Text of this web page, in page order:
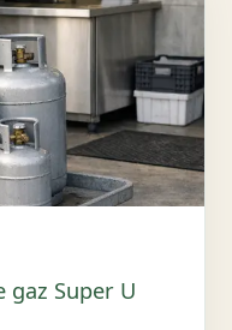
gaz Super U